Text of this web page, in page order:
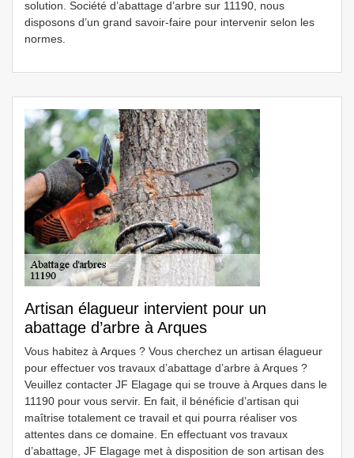
solution. Société d’abattage d’arbre sur 11190, nous
disposons d’un grand savoir-faire pour intervenir selon les
normes.
Artisan élagueur intervient pour un
abattage d’arbre à Arques
Vous habitez à Arques ? Vous cherchez un artisan élagueur
pour effectuer vos travaux d’abattage d’arbre à Arques ?
Veuillez contacter JF Elagage qui se trouve à Arques dans le
11190 pour vous servir. En fait, il bénéficie d’artisan qui
maîtrise totalement ce travail et qui pourra réaliser vos
attentes dans ce domaine. En effectuant vos travaux
d’abattage, JF Elagage met à disposition de son artisan des